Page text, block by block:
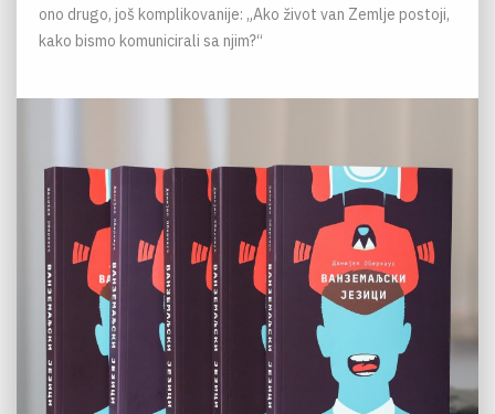
ono drugo, još komplikovanije: „Ako život van Zemlje postoji,
kako bismo komunicirali sa njim?“